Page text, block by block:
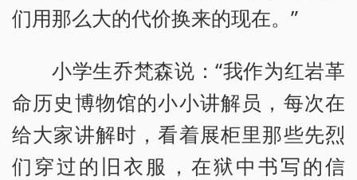
们用那么大的代价换来的现在。”
小学生乔梵森说：“我作为红岩革
命历史博物馆的小小讲解员，每次在
给大家讲解时，看着展柜里那些先烈
们穿过的旧衣服，在狱中书写的信